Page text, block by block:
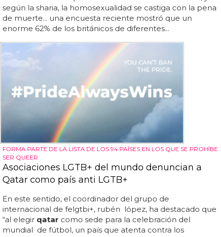
según la sharia, la homosexualidad se castiga con la pena
de muerte... una encuesta reciente mostró que un
enorme 62% de los británicos de diferentes...
FORMA PARTE DE LA LISTA DE LOS 94 PAÍSES EN LOS QUE SE PROHÍBE
SER QUEER
Asociaciones LGTB+ del mundo denuncian a
Qatar como país anti LGTB+
En este sentido, el coordinador del grupo de
internacional de felgtbi+, rubén lópez, ha destacado que
“al elegir qatar como sede para la celebración del
mundial de fútbol, un país que atenta contra los